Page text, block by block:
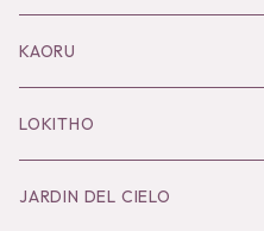
Pierce
Bracelet／Bangle
Ring
Outer
Tops
Bottoms
KAORU
Necklace
Pierce
LOKITHO
Tops
JARDIN DEL CIELO